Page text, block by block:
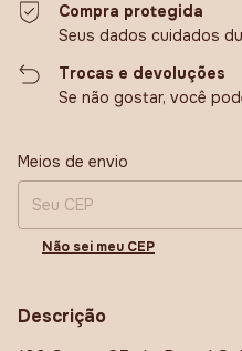
Compra protegida
Seus dados cuidados
Trocas e devoluções
Se não gostar, você
Entregas para o CEP:
Meios de envio
Não sei meu CEP
Descrição